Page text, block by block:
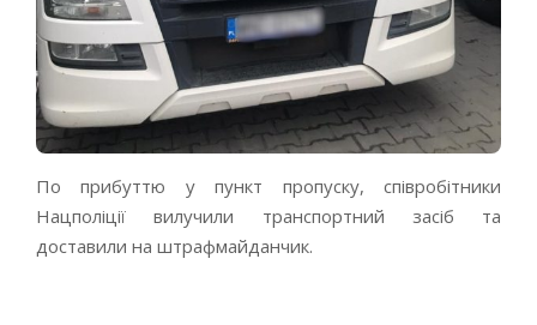
По прибуттю у пункт пропуску, співробітники
Нацполіції вилучили транспортний засіб та
доставили на штрафмайданчик.